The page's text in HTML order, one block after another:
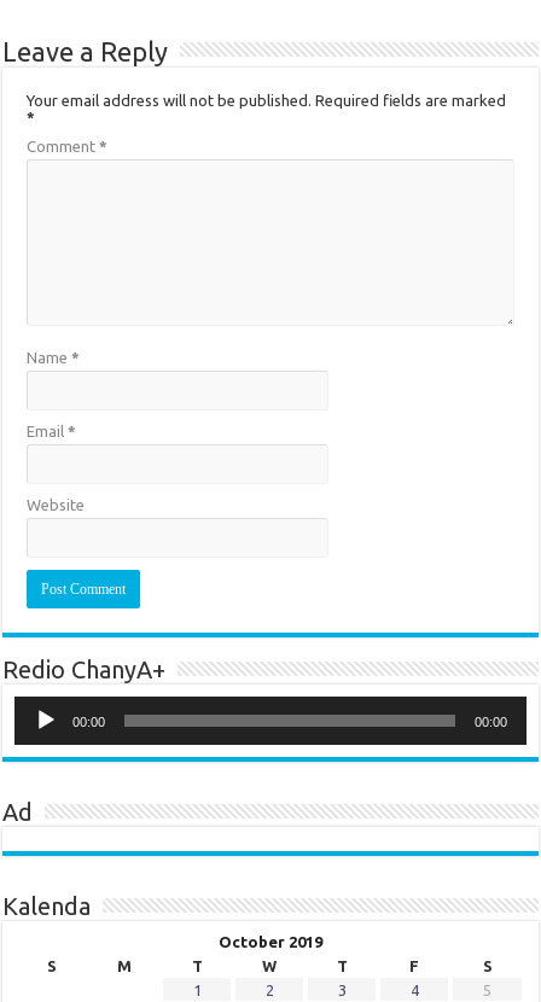
Leave a Reply
Your email address will not be published. Required fields are marked
*
Comment*
Name*
Email*
Website
Redio ChanyA+
Player
00:00 00:00
Ad
Kalenda
October 2019
S
M T W T F
S
1
2 3 4
5